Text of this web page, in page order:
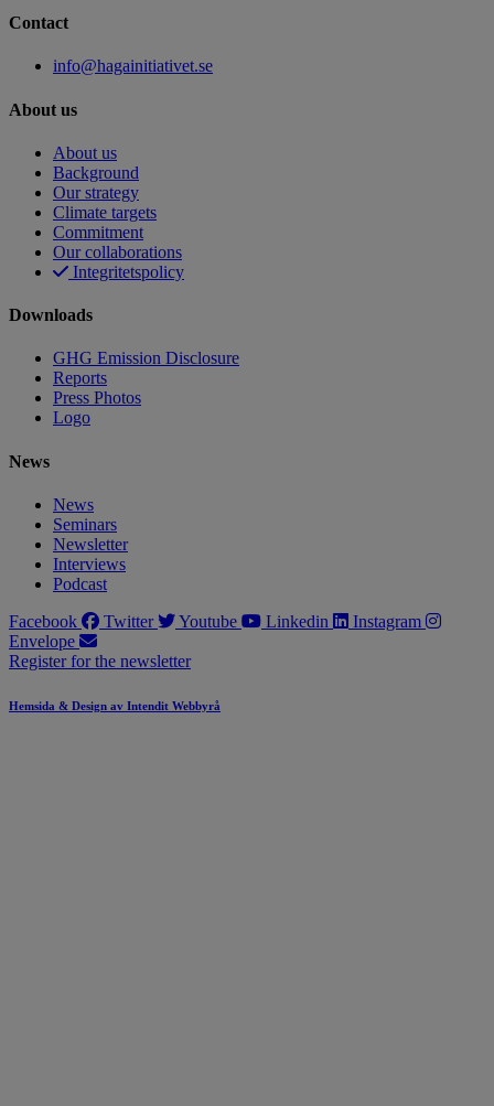
Contact
info@hagainitiativet.se
About us
About us
Background
Our strategy
Climate targets
Commitment
Our collaborations
Integritetspolicy
Downloads
GHG Emission Disclosure
Reports
Press Photos
Logo
News
News
Seminars
Newsletter
Interviews
Podcast
Facebook
Twitter Youtube Linkedin
Instagram
Envelope
Register for the newsletter
Hemsida & Design av Intendit Webbyrå